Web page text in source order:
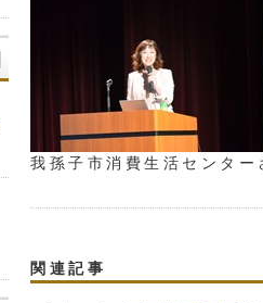
我孫子市消費生活センター
関連記事